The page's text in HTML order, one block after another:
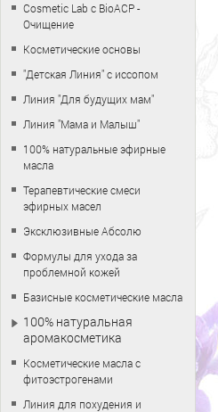
Cosmetic Lab с BioACP -
Очищение
Косметические основы
"Детская Линия" с иссопом
Линия "Для будущих мам"
Линия "Мама и Малыш"
100% натуральные эфирные
масла
Терапевтические смеси
эфирных масел
Эксклюзивные Абсолю
Формулы для ухода за
проблемной кожей
Базисные косметические масла
100% натуральная
аромакосметика
Косметические масла с
фитоэстрогенами
Линия для похудения и